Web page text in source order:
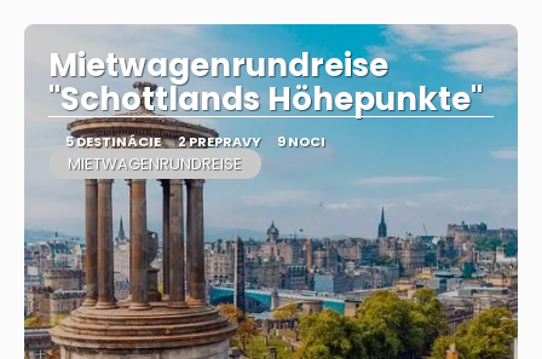
Mietwagenrundreise
"Schottlands Höhepunkte"
5 DESTINÁCIE 2 PREPRAVY 9 NOCI
MIETWAGENRUNDREISE